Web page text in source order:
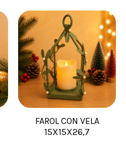
FAROL CON VELA
15X15X26,7